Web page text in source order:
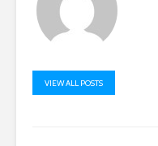
VIEW ALL POSTS